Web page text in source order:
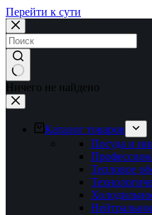
Перейти к сути
Ничего не найдено
Каталог товаров
Посуда и
Тепловое